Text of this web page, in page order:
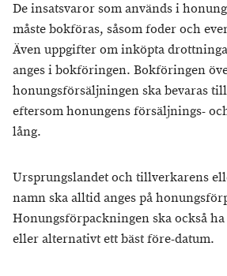
De insatsvaror som används i
måste bokföras, såsom foder och
Även uppgifter om inköpta
anges i bokföringen. Bokföringen
honungsförsäljningen ska bevaras
eftersom honungens försäljnings-
lång.
Ursprungslandet och tillverkarens
namn ska alltid anges på
Honungsförpackningen ska också
eller alternativt ett bäst före-datum.